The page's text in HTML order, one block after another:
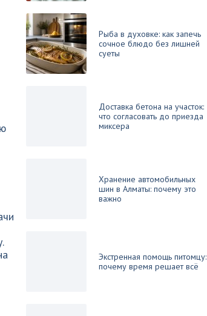
Рыба в духовке: как запечь
сочное блюдо без лишней
суеты
Доставка бетона на участок:
что согласовать до приезда
миксера
Хранение автомобильных
шин в Алматы: почему это
важно
Экстренная помощь питомцу:
почему время решает всё